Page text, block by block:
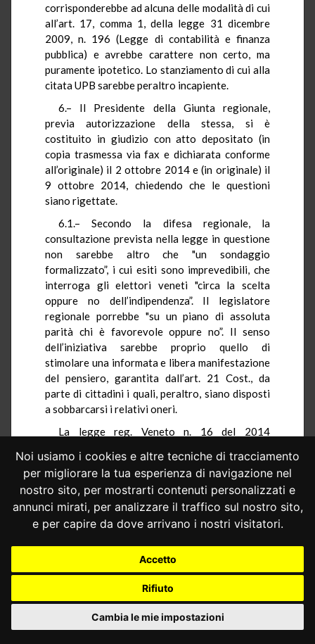
Noi usiamo i cookies e altre tecniche di tracciamento
per migliorare la tua esperienza di navigazione nel
nostro sito, per mostrarti contenuti personalizzati e
annunci mirati, per analizzare il traffico sul nostro sito,
e per capire da dove arrivano i nostri visitatori.
Accetto
Rifiuto
Cambia le mie impostazioni
corrisponderebbe ad alcuna delle modalità di cui
all’art. 17, comma 1, della legge 31 dicembre
2009, n. 196 (Legge di contabilità e finanza
pubblica) e avrebbe carattere non certo, ma
puramente ipotetico. Lo stanziamento di cui alla
citata UPB sarebbe peraltro incapiente.
6.– Il Presidente della Giunta regionale,
previa autorizzazione della stessa, si è
costituito in giudizio con atto depositato (in
copia trasmessa via fax e dichiarata conforme
all’originale) il 2 ottobre 2014 e (in originale) il
9 ottobre 2014, chiedendo che le questioni
siano rigettate.
6.1.– Secondo la difesa regionale, la
consultazione prevista nella legge in questione
non sarebbe altro che "un sondaggio
formalizzato”, i cui esiti sono imprevedibili, che
interroga gli elettori veneti "circa la scelta
oppure no dell’indipendenza”. Il legislatore
regionale porrebbe "su un piano di assoluta
parità chi è favorevole oppure no”. Il senso
dell’iniziativa sarebbe proprio quello di
stimolare una informata e libera manifestazione
del pensiero, garantita dall’art. 21 Cost., da
parte di cittadini i quali, peraltro, siano disposti
a sobbarcarsi i relativi oneri.
La legge reg. Veneto n. 16 del 2014
iniziative, risalenti all’unificazione d’Italia,
orientate nel senso dell’autonomismo, come
adeguamento delle strutture pubbliche alla
molteplicità delle condizioni del Paese, del vero
e proprio separatismo, o comunque della
Ricordato come, anche di recente, analoghe
iniziative di consultazione popolare abbiano
suscitato reazioni differenti in diversi
ordinamenti europei, la difesa regionale
sostiene che solo ragioni ideologiche
potrebbero portare a negare la legittimità di